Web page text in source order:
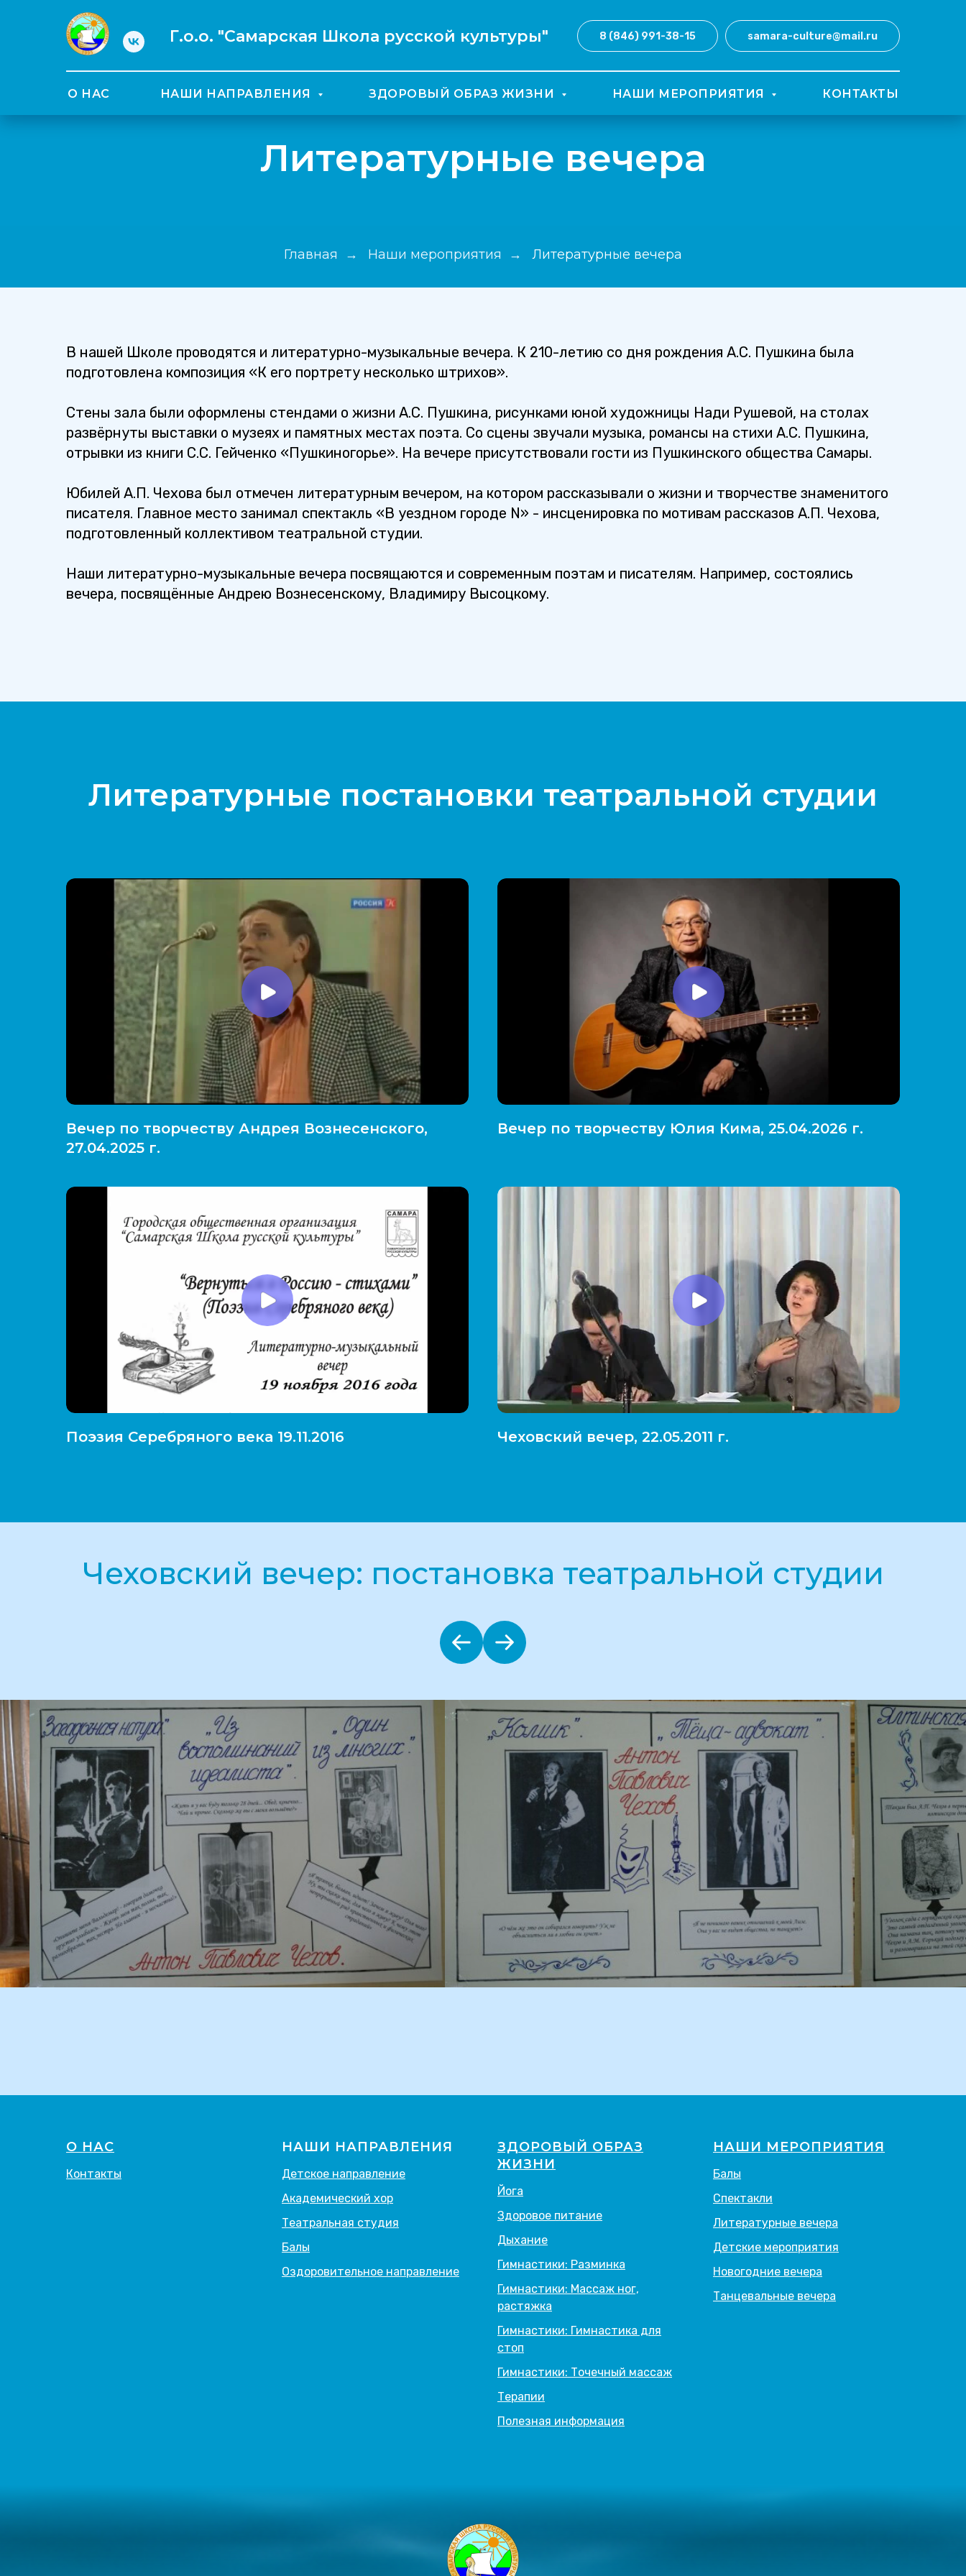
Г.о.о. "Самарская Школа русской культуры" 8 (846) 991-38-15 samara-culture@mail.ru
О НАС НАШИ НАПРАВЛЕНИЯ ЗДОРОВЫЙ ОБРАЗ ЖИЗНИ НАШИ МЕРОПРИЯТИЯ КОНТАКТЫ
Литературные вечера
Главная → Наши мероприятия → Литературные вечера
В нашей Школе проводятся и литературно-музыкальные вечера. К 210-летию со дня рождения А.С. Пушкина была
подготовлена композиция «К его портрету несколько штрихов».
Стены зала были оформлены стендами о жизни А.С. Пушкина, рисунками юной художницы Нади Рушевой, на столах
развёрнуты выставки о музеях и памятных местах поэта. Со сцены звучали музыка, романсы на стихи А.С. Пушкина,
отрывки из книги С.С. Гейченко «Пушкиногорье». На вечере присутствовали гости из Пушкинского общества Самары.
Юбилей А.П. Чехова был отмечен литературным вечером, на котором рассказывали о жизни и творчестве знаменитого
писателя. Главное место занимал спектакль «В уездном городе N» - инсценировка по мотивам рассказов А.П. Чехова,
подготовленный коллективом театральной студии.
Наши литературно-музыкальные вечера посвящаются и современным поэтам и писателям. Например, состоялись
вечера, посвящённые Андрею Вознесенскому, Владимиру Высоцкому.
Литературные постановки театральной студии
Вечер по творчеству Андрея Вознесенского,
27.04.2025 г.
Вечер по творчеству Юлия Кима, 25.04.2026 г.
Поэзия Серебряного века 19.11.2016 Чеховский вечер, 22.05.2011 г.
Чеховский вечер: постановка театральной студии
О НАС
Контакты
НАШИ НАПРАВЛЕНИЯ
Детское направление
Академический хор
Театральная студия
Балы
Оздоровительное направление
ЗДОРОВЫЙ ОБРАЗ
ЖИЗНИ
Йога
Здоровое питание
Дыхание
Гимнастики: Разминка
Гимнастики: Массаж ног,
растяжка
Гимнастики: Гимнастика для
стоп
Гимнастики: Точечный массаж
Терапии
Полезная информация
НАШИ МЕРОПРИЯТИЯ
Балы
Спектакли
Литературные вечера
Детские мероприятия
Новогодние вечера
Танцевальные вечера